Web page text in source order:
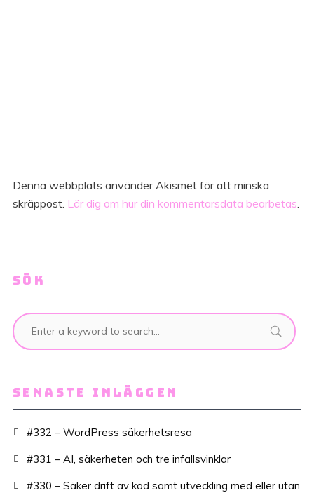
Denna webbplats använder Akismet för att minska
skräppost. Lär dig om hur din kommentarsdata bearbetas
SÖK
SENASTE INLÄGGEN
#332 – WordPress säkerhetsresa
#331 – AI, säkerheten och tre infallsvinklar
#330 – Säker drift av kod samt utveckling med eller utan